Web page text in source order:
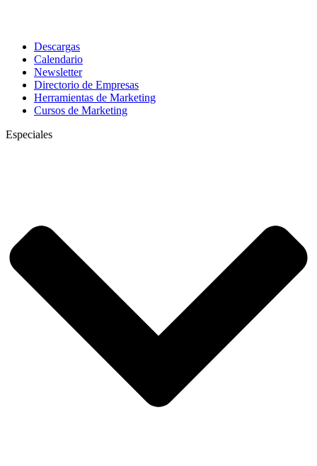
Descargas
Calendario
Newsletter
Directorio de Empresas
Herramientas de Marketing
Cursos de Marketing
Especiales